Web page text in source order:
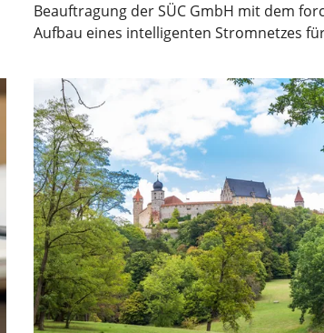
Beauftragung der SÜC GmbH mit dem
Aufbau eines intelligenten Stromnetzes